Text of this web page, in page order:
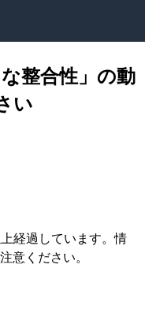
整合性」の動
い
経過しています。情
意ください。